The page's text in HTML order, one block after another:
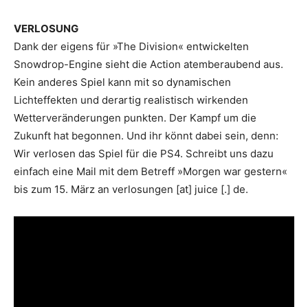
VERLOSUNG
Dank der eigens für »The Division« entwickelten
Snowdrop-Engine sieht die Action atemberaubend aus.
Kein anderes Spiel kann mit so dynamischen
Lichteffekten und derartig realistisch wirkenden
Wetterveränderungen punkten. Der Kampf um die
Zukunft hat begonnen. Und ihr könnt dabei sein, denn:
Wir verlosen das Spiel für die PS4. Schreibt uns dazu
einfach eine Mail mit dem Betreff »Morgen war gestern«
bis zum 15. März an verlosungen [at] juice [.] de.